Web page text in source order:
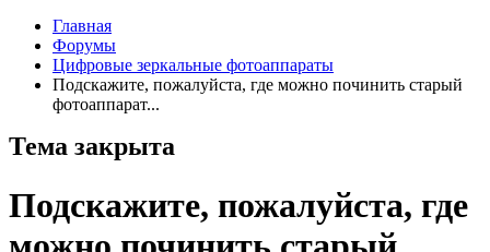
Главная
Форумы
Цифровые зеркальные фотоаппараты
Подскажите, пожалуйста, где можно починить старый
фотоаппарат...
Тема закрыта
Подскажите, пожалуйста, где